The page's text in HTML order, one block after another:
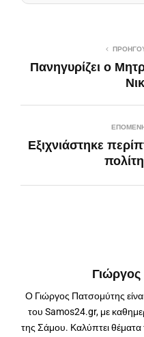
Πανηγυρίζει ο
Εξιχνιάστηκε
Ο Γιώργος Πατσομύτης
του Samos24.gr, με
της Σάμου. Καλύπτει θέματα